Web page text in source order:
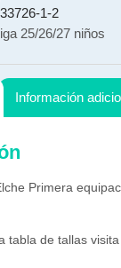
1-2
25/26/27 niños
Información
Primera
tabla de tallas